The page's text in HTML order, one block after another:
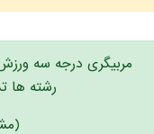
مربیگری درجه سه
رشته ها